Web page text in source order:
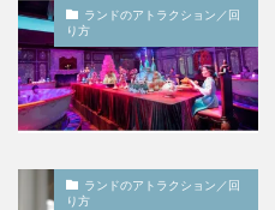
ランドのアトラクション／回
り方
ランドのアトラクション／回
り方